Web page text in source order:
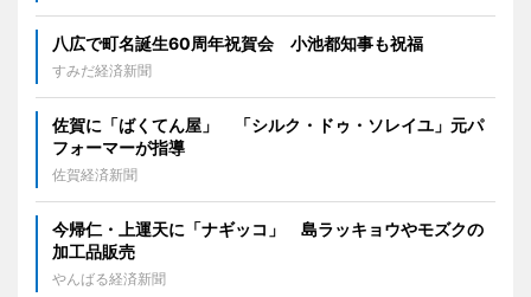
八広で町名誕生60周年祝賀会 小池都知事も祝福
すみだ経済新聞
佐賀に「ばくてん屋」 「シルク・ドゥ・ソレイユ」元パ
フォーマーが指導
佐賀経済新聞
今帰仁・上運天に「ナギッコ」 島ラッキョウやモズクの
加工品販売
やんばる経済新聞